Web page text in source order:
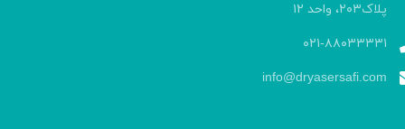
پلاک۲۰۳، واحد ۱۲
۰۲۱-۸۸۰۳۳۳۳۱
info@dryasersafi.com